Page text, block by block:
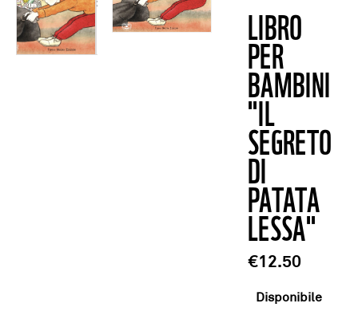
LIBRO
PER
BAMBINI
"IL
SEGRETO
DI
PATATA
LESSA"
€12.50
Disponibile